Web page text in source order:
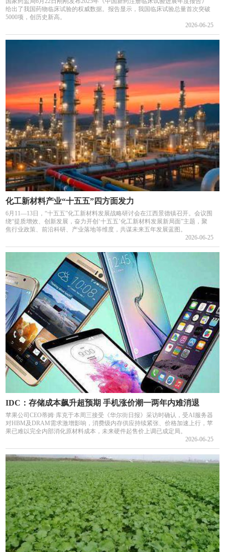
给出了我国药物临床试验的权威数据。报告显示，我国临床试验总量首次突破
5000项，创历史新高。
2026-06-25
化工新材料产业“十五五”四方面发力
6月11—13日，“十五五”化工新材料发展战略研讨会在江西景德镇召开。会议围
绕“提质增效、创新发展，奋力开创‘十五五’化工新材料发展新局面”主题，聚
焦行业政策、前沿科研、产业落地等维度，共谋未来五年发展蓝图。
2026-06-25
IDC：存储成本飙升超预期 手机涨价潮一两年内难消退
苹果公司CEO蒂姆·库克于本周三接受《华尔街日报》采访时确认，受AI服务器
对HBM及DRAM需求激增影响，消费级内存供应持续紧张、价格加速上行，苹
果已难以完全内部消化原材料成本，未来硬件起售价上调已成定局。
2026-06-25